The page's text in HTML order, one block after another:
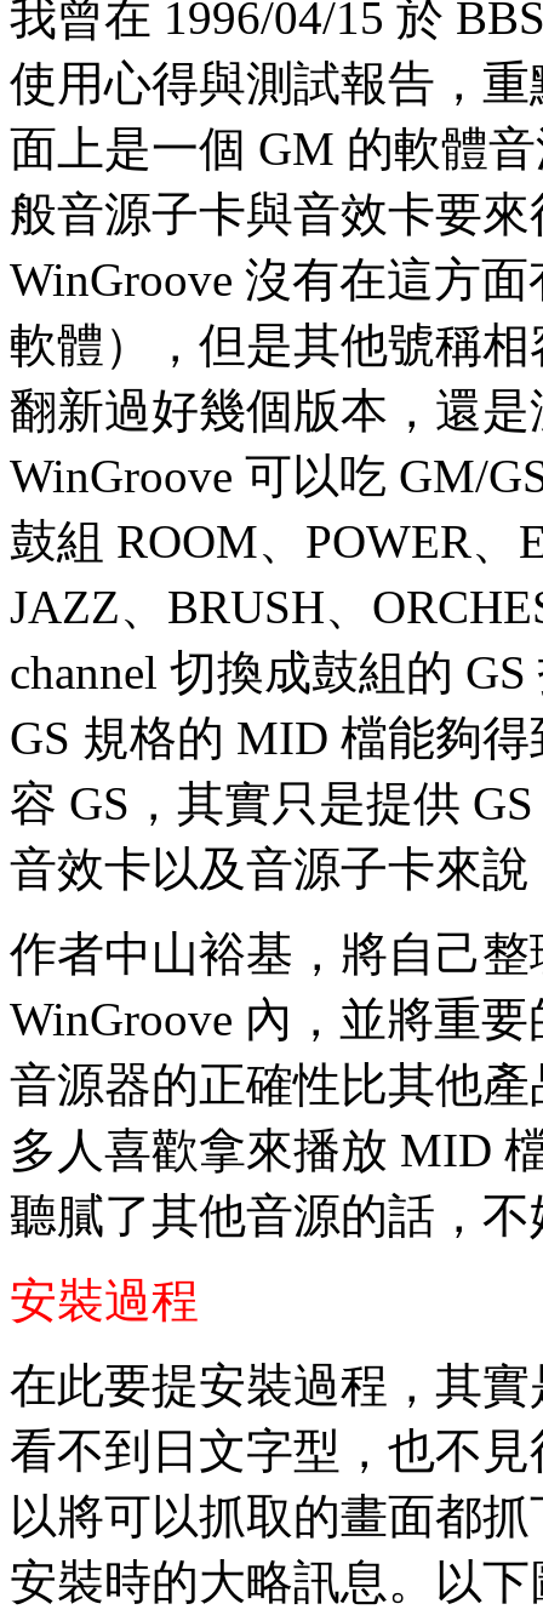
我曾在 1996/04/15 於
使用心得與測試報告，
面上是一個 GM 的軟體
般音源子卡與音效卡要
WinGroove 沒有在這方
軟體），但是其他號稱
翻新過好幾個版本，還
WinGroove 可以吃 GM/
鼓組 ROOM、POWER、
JAZZ、BRUSH、
channel 切換成鼓組的
GS 規格的 MID 檔能夠
容 GS，其實只是提供
音效卡以及音源子卡來
作者中山裕基，將自己
WinGroove 內，並將重
音源器的正確性比其他
多人喜歡拿來播放 MID
聽膩了其他音源的話，
安裝過程
在此要提安裝過程，其
看不到日文字型，也不
以將可以抓取的畫面都
安裝時的大略訊息。以